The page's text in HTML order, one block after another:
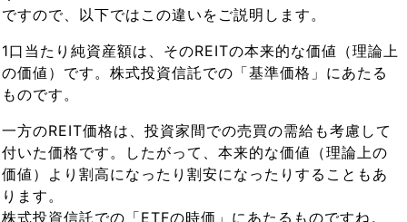
ですので、以下ではこの違いをご説明します。
1口当たり純資産額は、そのREITの本来的な価値（理論上
の価値）です。株式投資信託での「基準価格」にあたる
ものです。
一方のREIT価格は、投資家間での売買の需給も考慮して
付いた価格です。したがって、本来的な価値（理論上の
価値）より割高になったり割安になったりすることもあ
ります。
株式投資信託での「ETFの時価」にあたるものですね。